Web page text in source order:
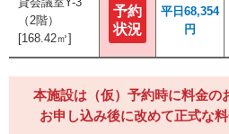
（2階）
[168.42㎡]
予約
状況
平日68,354
円
（2階）
[168.42㎡]
予約
状況
平日68,354
円
本施設は（仮）予約時に料金の
お申し込み後に改めて正式な